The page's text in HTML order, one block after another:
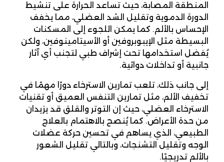
المنطقة المصابة، حيث تساعد الحرارة على تنشيط
الدورة الدموية وتقليل الشد العضلي، مما يخفف
الإحساس بالألم. كما يمكن اللجوء إلى المسكنات
البسيطة مثل الإيبوبروفين أو الأسيتامينوفين، ولكن
يُفضل استخدامها تحت إشراف طبي لتجنب أي آثار
جانبية أو تداخلات دوائية.
إلى جانب ذلك، تلعب تمارين الاسترخاء دورًا مهمًا في
تخفيف الألم، مثل تمارين التنفس العميق أو تقنيات
الاسترخاء العضلي، حيث إن التوتر والقلق قد يزيدان
من حدة الأعراض. كما يُنصح بالاهتمام بالعلاج
الطبيعي، الذي يساهم في تحسين حركة عضلات
الوجه وتقليل التشنجات، وبالتالي تقليل الشعور
بالألم تدريجيًا.